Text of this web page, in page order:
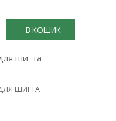
В КОШИК
ШИЇ ТА